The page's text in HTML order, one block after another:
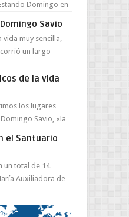
Domingo en
le pide a Don
Savio
vida muy sencilla,
un largo
de la vida
los lugares
Savio, «la
el Santuario
un total de 14
Auxiliadora de